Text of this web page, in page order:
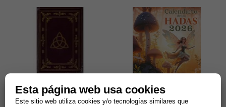
DIARIO MAGICO TRIKETA
(LIBRO EN BLANCO 168 PAG.)
CALENDARIO DE LAS HADAS
Esta página web usa cookies
Este sitio web utiliza cookies y/o tecnologías similares que